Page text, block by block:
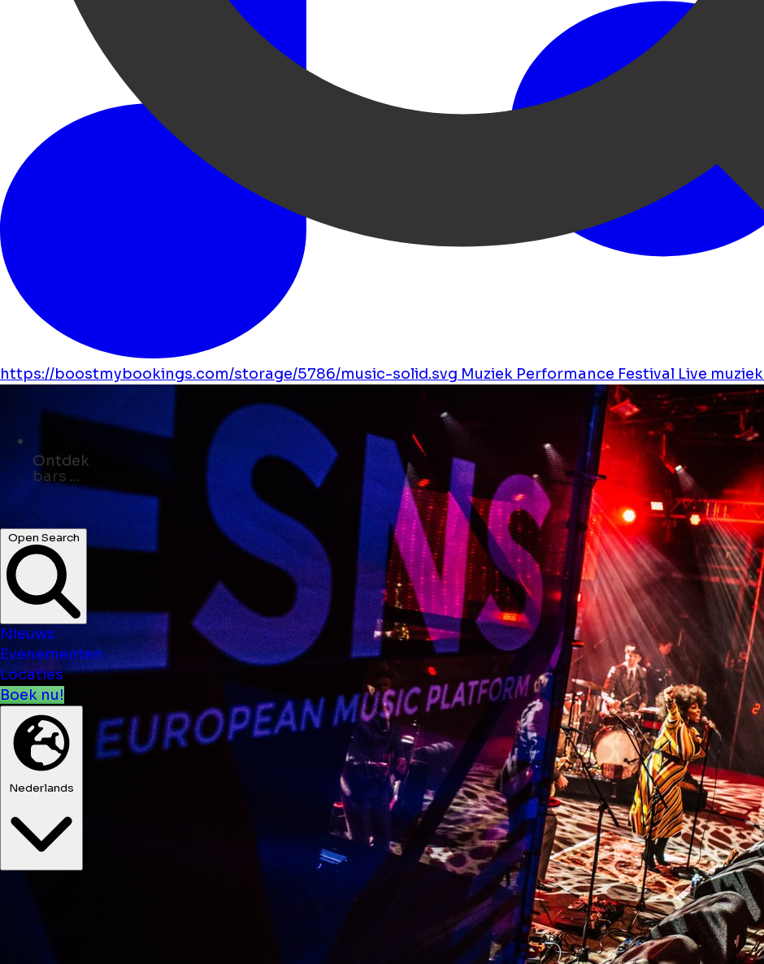
Ontdek
kunst ...
Evenementen
Locaties
Boek nu!
Nederlands
https://boostmybookings.com/storage/5786/music-solid.svg Muziek Performance Festival Live muziek